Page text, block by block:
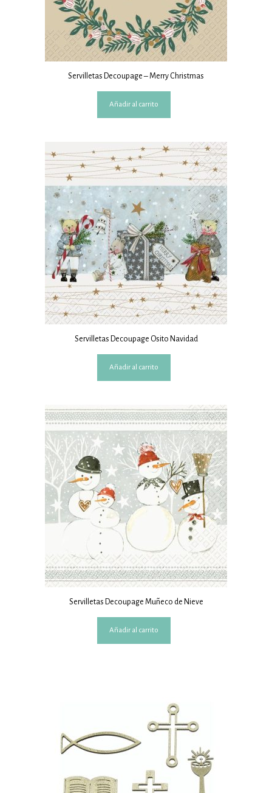
Servilletas Decoupage – Merry Christmas
Añadir al carrito
Servilletas Decoupage Osito Navidad
Añadir al carrito
Servilletas Decoupage Muñeco de Nieve
Añadir al carrito